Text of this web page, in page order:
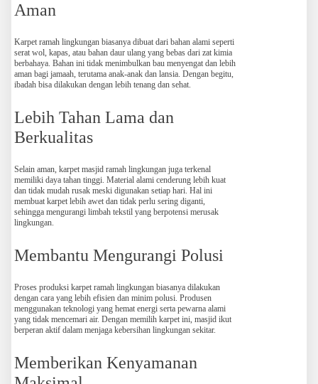
Aman
Karpet ramah lingkungan biasanya dibuat dari bahan alami seperti
serat wol, kapas, atau bahan daur ulang yang bebas dari zat kimia
berbahaya. Bahan ini tidak menimbulkan bau menyengat dan lebih
aman bagi jamaah, terutama anak-anak dan lansia. Dengan begitu,
ibadah bisa dilakukan dengan lebih tenang dan sehat.
Lebih Tahan Lama dan
Berkualitas
Selain aman, karpet masjid ramah lingkungan juga terkenal
memiliki daya tahan tinggi. Material alami cenderung lebih kuat
dan tidak mudah rusak meski digunakan setiap hari. Hal ini
membuat karpet lebih awet dan tidak perlu sering diganti,
sehingga mengurangi limbah tekstil yang berpotensi merusak
lingkungan.
Membantu Mengurangi Polusi
Proses produksi karpet ramah lingkungan biasanya dilakukan
dengan cara yang lebih efisien dan minim polusi. Produsen
menggunakan teknologi yang hemat energi serta pewarna alami
yang tidak mencemari air. Dengan memilih karpet ini, masjid ikut
berperan aktif dalam menjaga kebersihan lingkungan sekitar.
Memberikan Kenyamanan